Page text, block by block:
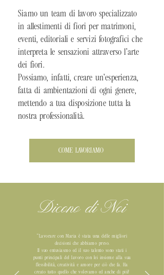
Siamo un team di lavoro specializzato
in allestimenti di fiori per matrimoni,
eventi, editoriali e servizi fotografici che
interpreta le sensazioni attraverso l'arte
dei fiori.
Possiamo, infatti, creare un'esperienza,
fatta di ambientazioni di ogni genere,
mettendo a tua disposizione tutta la
nostra professionalità.
COME LAVORIAMO
Dicono di Noi
“Lavorare con Maria è stata una delle migliori
decisioni che abbiamo preso.
Il suo entusiasmo ed il suo talento sono stati i
punti principali del lavoro con lei insieme alla sua
flessibilità, creatività e amore per ciò che fa. Ha
creato tutto quello che volevamo ed anche di più!